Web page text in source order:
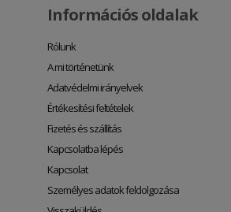
Információs oldalak
Rólunk
A mi történetünk
Adatvédelmi irányelvek
Értékesítési feltételek
Fizetés és szállítás
Kapcsolatba lépés
Kapcsolat
Személyes adatok feldolgozása